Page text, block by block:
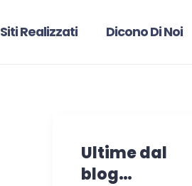
Siti Realizzati Dicono Di Noi
Ultime dal
blog…